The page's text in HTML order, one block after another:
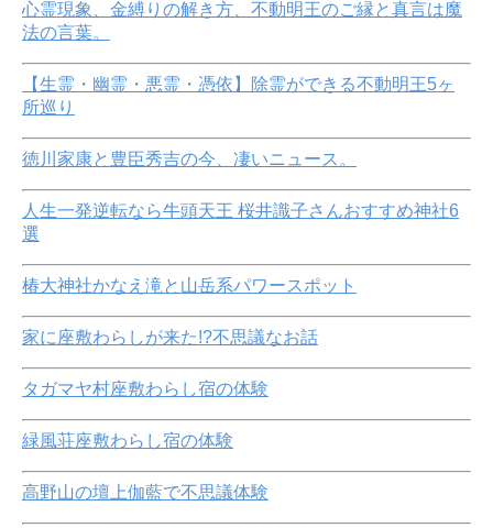
心霊現象、金縛りの解き方、不動明王のご縁と真言は魔
法の言葉。
【生霊・幽霊・悪霊・憑依】除霊ができる不動明王5ヶ
所巡り
徳川家康と豊臣秀吉の今、凄いニュース。
人生一発逆転なら牛頭天王 桜井識子さんおすすめ神社6
選
椿大神社かなえ滝と山岳系パワースポット
家に座敷わらしが来た!?不思議なお話
タガマヤ村座敷わらし宿の体験
緑風荘座敷わらし宿の体験
高野山の壇上伽藍で不思議体験